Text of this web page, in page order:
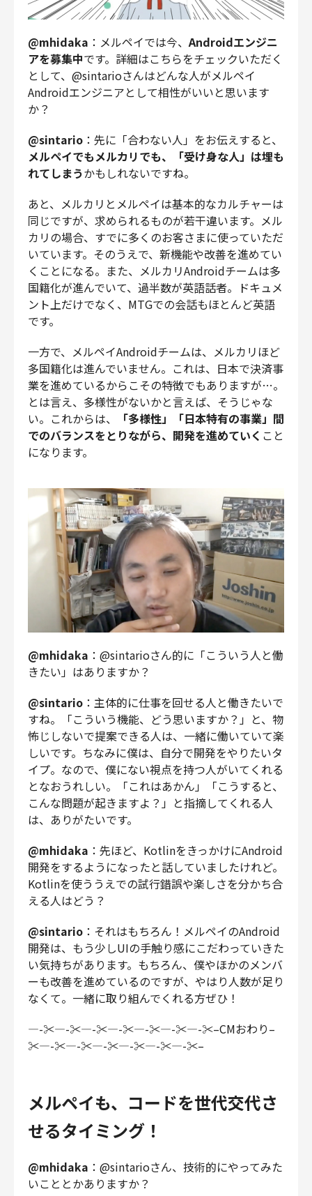
@mhidaka ：メルペイでは今、Androidエンジニ
アを募集中です。詳細はこちらをチェックいただく
として、@sintarioさんはどんな人がメルペイ
Androidエンジニアとして相性がいいと思います
か？
@sintario ：先に「合わない人」をお伝えすると、
メルペイでもメルカリでも、「受け身な人」は埋も
れてしまうかもしれないですね。
あと、メルカリとメルペイは基本的なカルチャーは
同じですが、求められるものが若干違います。メル
カリの場合、すでに多くのお客さまに使っていただ
いています。そのうえで、新機能や改善を進めてい
くことになる。また、メルカリAndroidチームは多
国籍化が進んでいて、過半数が英語話者。ドキュメ
ント上だけでなく、MTGでの会話もほとんど英語
です。
一方で、メルペイAndroidチームは、メルカリほど
多国籍化は進んでいません。これは、日本で決済事
業を進めているからこその特徴でもありますが…。
とは言え、多様性がないかと言えば、そうじゃな
い。これからは、
「多様性」「日本特有の事業」間
でのバランスをとりながら、開発を進めていく こと
になります。
@mhidaka ：@sintarioさん的に「こういう人と働
きたい」はありますか？
@sintario ：主体的に仕事を回せる人と働きたいで
すね。「こういう機能、どう思いますか？」と、物
怖じしないで提案できる人は、一緒に働いていて楽
しいです。ちなみに僕は、自分で開発をやりたいタ
イプ。なので、僕にない視点を持つ人がいてくれる
となおうれしい。「これはあかん」「こうすると、
こんな問題が起きますよ？」と指摘してくれる人
は、ありがたいです。
@mhidaka ：先ほど、KotlinをきっかけにAndroid
開発をするようになったと話していましたけれど。
Kotlinを使ううえでの試行錯誤や楽しさを分かち合
える人はどう？
@sintario ：それはもちろん！メルペイのAndroid
開発は、もう少しUIの手触り感にこだわっていきた
い気持ちがあります。もちろん、僕やほかのメンバ
ーも改善を進めているのですが、やはり人数が足り
なくて。一緒に取り組んでくれる方ぜひ！
—-✂—-✂—-✂—-✂—-✂—-✂—-✂–CMおわり–
✂—-✂—-✂—-✂—-✂—-✂—-✂–
メルペイも、コードを世代交代さ
せるタイミング！
@mhidaka ：@sintarioさん、技術的にやってみた
いこととかありますか？